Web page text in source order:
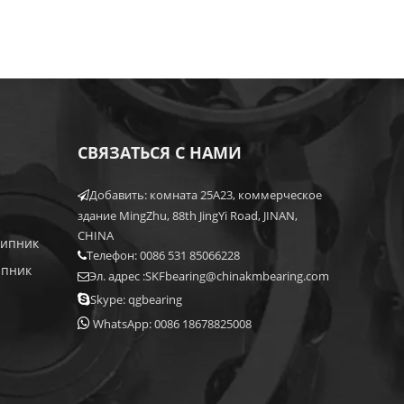
СВЯЗАТЬСЯ С НАМИ
Добавить: комната 25A23, коммерческое
здание MingZhu, 88th JingYi Road, JINAN,
CHINA
Телефон: 0086 531 85066228
Эл. адрес :SKFbearing@chinakmbearing.com
Skype: qgbearing
 WhatsApp: 0086 18678825008